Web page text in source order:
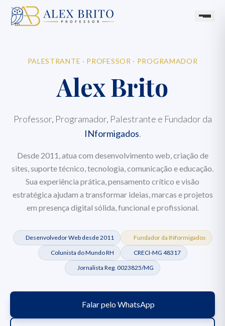
PALESTRANTE · PROFESSOR · PROGRAMADOR
Alex Brito
Professor, Programador, Palestrante e Fundador da
INformigados.
Desde 2011, atua com desenvolvimento web, criação de
sites, suporte técnico, tecnologia, comunicação e educação.
Sua experiência prática, pensamento crítico e visão
estratégica ajudam a transformar ideias, marcas e projetos
em presença digital sólida, funcional e profissional.
Desenvolvedor Web desde 2011
Fundador da INformigados
Colunista do Mundo RH
CRECI-MG 48317
Jornalista Reg. 0023825/MG
Falar pelo WhatsApp